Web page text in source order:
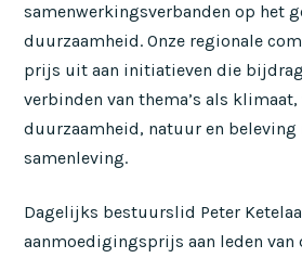
samenwerkingsverbanden op het
duurzaamheid. Onze regionale
prijs uit aan initiatieven die
verbinden van thema’s als klimaat,
duurzaamheid, natuur en beleving
samenleving.
Dagelijks bestuurslid Peter
aanmoedigingsprijs aan leden